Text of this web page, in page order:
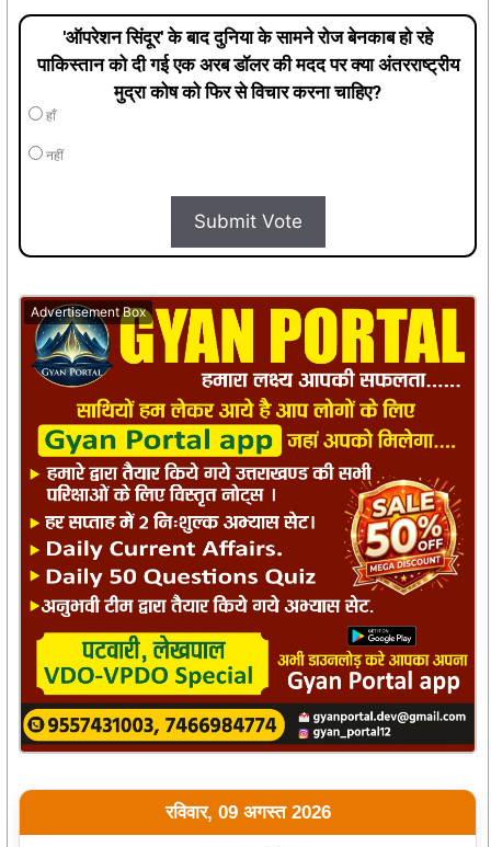
'ऑपरेशन सिंदूर' के बाद दुनिया के सामने रोज बेनकाब हो रहे
पाकिस्तान को दी गई एक अरब डॉलर की मदद पर क्या अंतरराष्ट्रीय
मुद्रा कोष को फिर से विचार करना चाहिए?
हाँ
नहीं
Submit Vote
Advertisement Box
रविवार, 09 अगस्त 2026